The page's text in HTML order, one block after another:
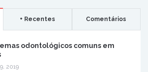
+ Recentes Comentários
odontológicos comuns em
2019